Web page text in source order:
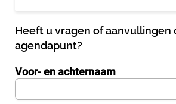
Heeft u vragen of aanvullingen
agendapunt?
InternalFormDataPassing
Voor- en achternaam